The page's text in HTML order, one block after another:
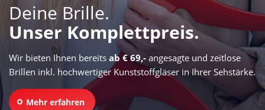
Deine Brille.
Unser Komplettpreis.
Wir bieten Ihnen bereitsab € 69,-angesagte und zeitlose
Brillen inkl. hochwertiger Kunststoffgläser in Ihrer Sehstärke.
Mehr erfahren